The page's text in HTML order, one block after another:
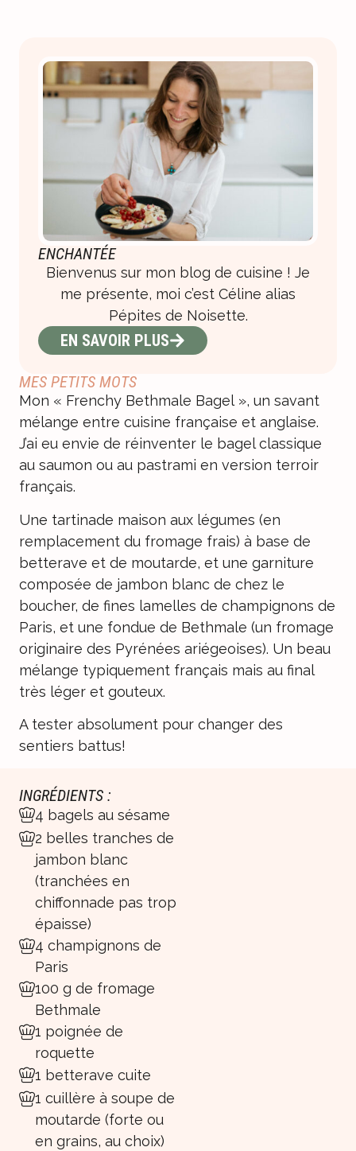
MES PETITS MOTS
Mon « Frenchy Bethmale Bagel », un savant
mélange entre cuisine française et anglaise.
J’ai eu envie de réinventer le bagel classique
au saumon ou au pastrami en version terroir
français.
Une tartinade maison aux légumes (en
remplacement du fromage frais) à base de
betterave et de moutarde, et une garniture
composée de jambon blanc de chez le
boucher, de fines lamelles de champignons de
Paris, et une fondue de Bethmale (un fromage
originaire des Pyrénées ariégeoises). Un beau
mélange typiquement français mais au final
très léger et gouteux.
A tester absolument pour changer des
sentiers battus!
ENCHANTÉE
Bienvenus sur mon blog de cuisine ! Je
me présente, moi c’est Céline alias
Pépites de Noisette.
EN SAVOIR PLUS
INGRÉDIENTS :
4 bagels au sésame
2 belles tranches de
jambon blanc
(tranchées en
chiffonnade pas trop
épaisse)
4 champignons de
Paris
100 g de fromage
Bethmale
1 poignée de
roquette
1 betterave cuite
1 cuillère à soupe de
moutarde (forte ou
en grains, au choix)